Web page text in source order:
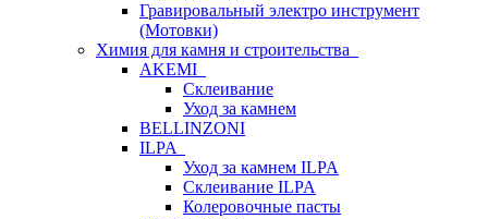
Гравировальный электро инструмент
(Мотовки)
Химия для камня и строительства
AKEMI
Склеивание
Уход за камнем
BELLINZONI
ILPA
Уход за камнем ILPA
Склеивание ILPA
Колеровочные пасты